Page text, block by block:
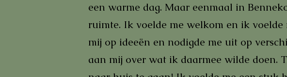
een warme dag. Maar eenmaal in
ruimte. Ik voelde me welkom en ik voelde
mij op ideeën en nodigde me uit op
aan mij over wat ik daarmee wilde doen.